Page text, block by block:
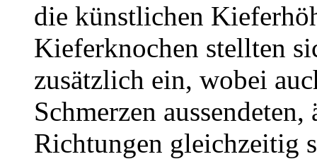
die künstlichen
Kieferknochen stellten
zusätzlich ein, wobei
Schmerzen
Richtungen gleichzeitig